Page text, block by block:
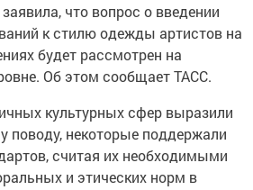
что вопрос о введении
к стилю одежды артистов на
будет рассмотрен на
Об этом сообщает ТАСС.
культурных сфер выразили
поводу, некоторые поддержали
считая их необходимыми
и этических норм в